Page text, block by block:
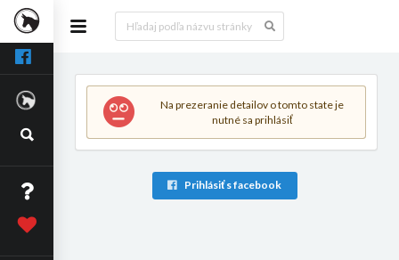
Na prezeranie detailov o tomto state je
nutné sa prihlásiť
Prihlásiť s facebook